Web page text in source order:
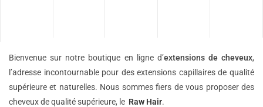
Bienvenue sur notre boutique en ligne d’extensions decheveux,
l’adresse incontournable pour des extensions capillaires de qualité
supérieure et naturelles. Nous sommes fiers de vous proposer des
cheveux de qualité supérieure, le Raw Hair.